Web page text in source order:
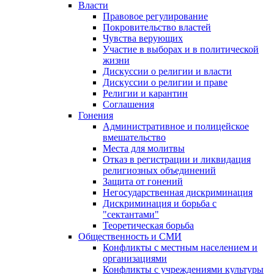
Власти
Правовое регулирование
Покровительство властей
Чувства верующих
Участие в выборах и в политической
жизни
Дискуссии о религии и власти
Дискуссии о религии и праве
Религии и карантин
Соглашения
Гонения
Административное и полицейское
вмешательство
Места для молитвы
Отказ в регистрации и ликвидация
религиозных объединений
Защита от гонений
Негосударственная дискриминация
Дискриминация и борьба с
"сектантами"
Теоретическая борьба
Общественность и СМИ
Конфликты с местным населением и
организациями
Конфликты с учреждениями культуры